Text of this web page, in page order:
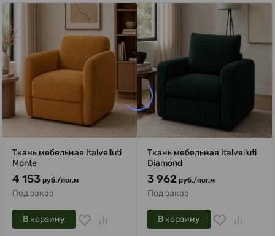
Ткань мебельная Italvelluti
Monte
4 153 руб./пог.м
Под заказ
В корзину
Ткань мебельная Italvelluti
Diamond
3 962 руб./пог.м
Под заказ
В корзину